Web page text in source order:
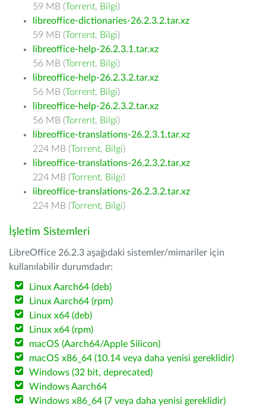
59 MB (Torrent, Bilgi)
libreoffice-dictionaries-26.2.3.2.tar.xz
59 MB (Torrent, Bilgi)
libreoffice-help-26.2.3.1.tar.xz
56 MB (Torrent, Bilgi)
libreoffice-help-26.2.3.2.tar.xz
56 MB (Torrent, Bilgi)
libreoffice-help-26.2.3.2.tar.xz
56 MB (Torrent, Bilgi)
libreoffice-translations-26.2.3.1.tar.xz
224 MB (Torrent, Bilgi)
libreoffice-translations-26.2.3.2.tar.xz
224 MB (Torrent, Bilgi)
libreoffice-translations-26.2.3.2.tar.xz
224 MB (Torrent, Bilgi)
İşletim Sistemleri
LibreOffice 26.2.3 aşağıdaki sistemler/mimariler için
kullanılabilir durumdadır:
Linux Aarch64 (deb)
Linux Aarch64 (rpm)
Linux x64 (deb)
Linux x64 (rpm)
macOS (Aarch64/Apple Silicon)
macOS x86_64 (10.14 veya daha yenisi gereklidir)
Windows (32 bit, deprecated)
Windows Aarch64
Windows x86_64 (7 veya daha yenisi gereklidir)